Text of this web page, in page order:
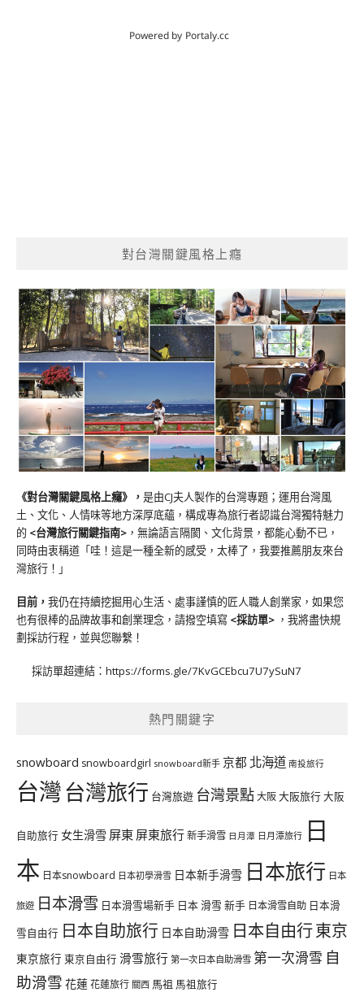
對台灣關鍵風格上癮
《對台灣關鍵風格上癮》 ， 是由CJ夫人製作的台灣專題；運用台灣風
土、文化、人情味等地方深厚底蘊，構成專為旅行者認識台灣獨特魅力
的 <台灣旅行關鍵指南> ，無論語言隔閡、文化背景，都能心動不已，
同時由衷稱道「哇！這是一種全新的感受，太棒了，我要推薦朋友來台
灣旅行！」
目前， 我仍在持續挖掘用心生活、處事謹慎的匠人職人創業家，如果您
也有很棒的品牌故事和創業理念，請撥空填寫 <採訪單> ，我將盡快規
劃採訪行程，並與您聯繫！
採訪單超連結： https://forms.gle/7KvGCEbcu7U7ySuN7
熱門關鍵字
snowboard snowboardgirl snowboard新手 京都 北海道 南投旅行
台灣台灣旅行 台灣旅遊 台灣景點大阪大阪旅行大阪
自助旅行 女生滑雪 屏東 屏東旅行新手滑雪 日月潭 日月潭旅行 日
本 日本snowboard 日本初學滑雪 日本新手滑雪 日本旅行 日本
旅遊 日本滑雪 日本滑雪場新手 日本 滑雪 新手 日本滑雪自助 日本滑
雪自由行 日本自助旅行 日本自助滑雪 日本自由行東京
東京旅行 東京自由行 滑雪旅行 第一次日本自助滑雪 第一次滑雪 自
助滑雪 花蓮花蓮旅行 關西 馬祖 馬祖旅行